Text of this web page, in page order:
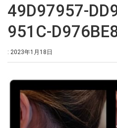
49D97957-
951C-
: 2023年1月18日